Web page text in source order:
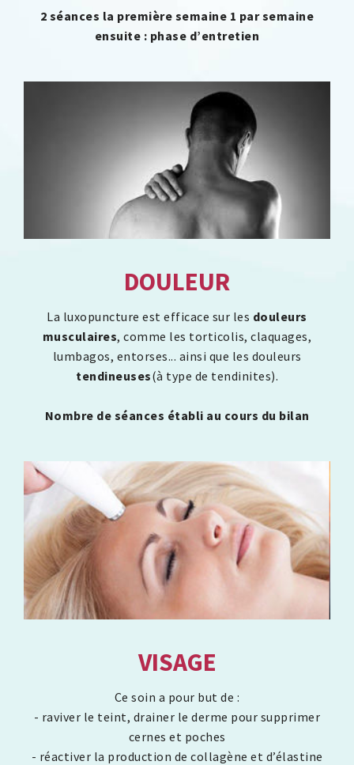
2 séances la première semaine 1 par semaine
ensuite : phase d’entretien
DOULEUR
La luxopuncture est efficace sur les douleurs
musculaires, comme les torticolis, claquages,
lumbagos, entorses... ainsi que les douleurs
tendineuses(à type de tendinites).
Nombre de séances établi au cours du bilan
VISAGE
Ce soin a pour but de :
- raviver le teint, drainer le derme pour supprimer
cernes et poches
- réactiver la production de collagène et d’élastine